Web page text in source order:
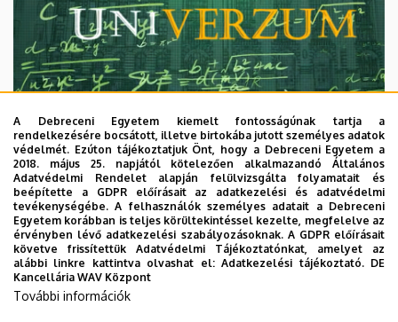
2026. augusztus 7.
Univerzum: A Debreceni Egyetem
titkos receptjei
KUTATÁS TUDOMÁNY
A Debreceni Egyetem kiemelt fontosságúnak tartja a
rendelkezésére bocsátott, illetve birtokába jutott személyes adatok
védelmét. Ezúton tájékoztatjuk Önt, hogy a Debreceni Egyetem a
2018. május 25. napjától kötelezően alkalmazandó Általános
Adatvédelmi Rendelet alapján felülvizsgálta folyamatait és
beépítette a GDPR előírásait az adatkezelési és adatvédelmi
tevékenységébe. A felhasználók személyes adatait a Debreceni
Egyetem korábban is teljes körültekintéssel kezelte, megfelelve az
érvényben lévő adatkezelési szabályozásoknak. A GDPR előírásait
követve frissítettük Adatvédelmi Tájékoztatónkat, amelyet az
alábbi linkre kattintva olvashat el:Adatkezelési tájékoztató. DE
Kancellária WAV Központ
További információk